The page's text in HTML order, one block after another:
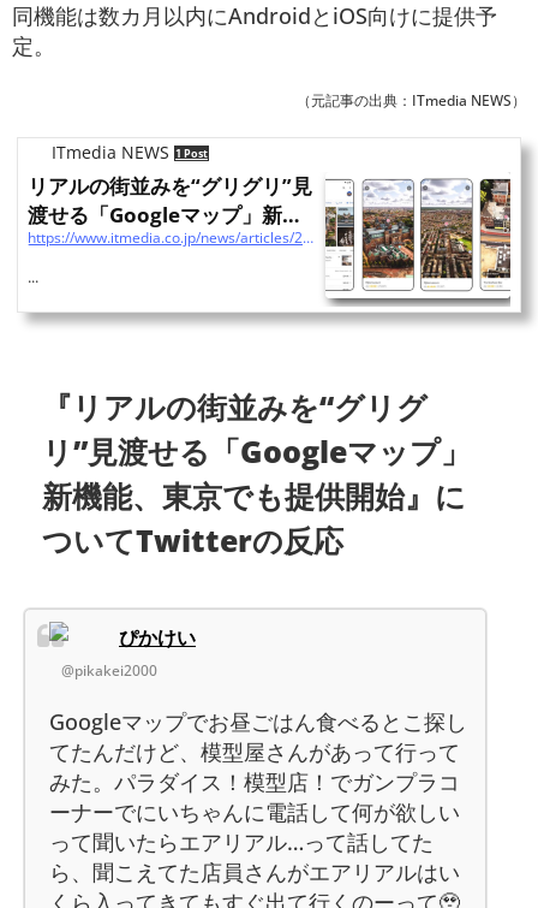
同機能は数カ月以内にAndroidとiOS向けに提供予
定。
（元記事の出典：ITmedia NEWS）
ITmedia NEWS 1 Post
リアルの街並みを“グリグリ”見
渡せる「Googleマップ」新機
能、東京でも提供開始
https://www.itmedia.co.jp/news/articles/2302/09/news074.html?utm_source=pocket_saves
...
『リアルの街並みを“グリグ
リ”見渡せる「Googleマップ」
新機能、東京でも提供開始』に
ついてTwitterの反応
ぴかけい
@pikakei2000
Googleマップでお昼ごはん食べるとこ探し
てたんだけど、模型屋さんがあって行って
みた。パラダイス！模型店！でガンプラコ
ーナーでにいちゃんに電話して何が欲しい
って聞いたらエアリアル…って話してた
ら、聞こえてた店員さんがエアリアルはい
くら入ってきてもすぐ出て行くのーって🥹